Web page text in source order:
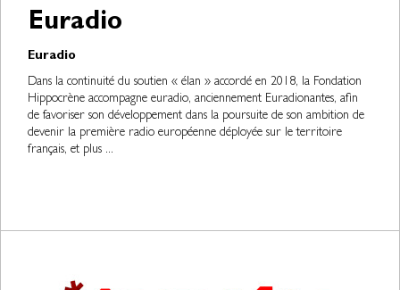
Euradio
Euradio
Dans la continuité du soutien « élan » accordé en 2018, la Fondation
Hippocrène accompagne euradio, anciennement Euradionantes, afin
de favoriser son développement dans la poursuite de son ambition de
devenir la première radio européenne déployée sur le territoire
français, et plus ...